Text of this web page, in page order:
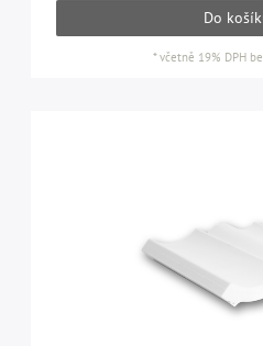
Do
*včetně 19% DPH